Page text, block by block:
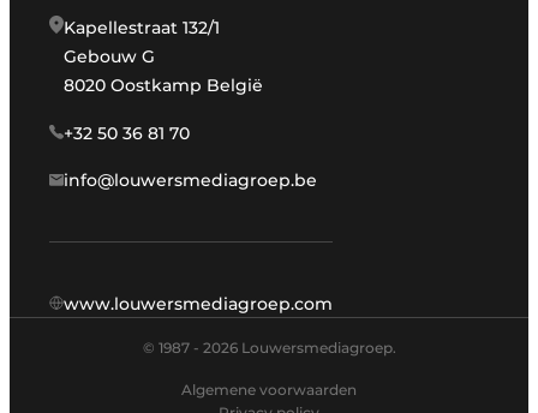
Kapellestraat 132/1
Gebouw G
8020 Oostkamp België
+32 50 36 81 70
info@louwersmediagroep.be
www.louwersmediagroep.com
© 1987 - 2026 Louwersmediagroep.
Algemene voorwaarden